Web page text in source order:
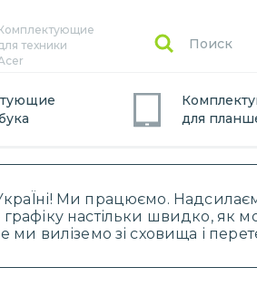
Ми працюємо.
настільки швидко, як
ми виліземо зі сховища і
техники
а
для